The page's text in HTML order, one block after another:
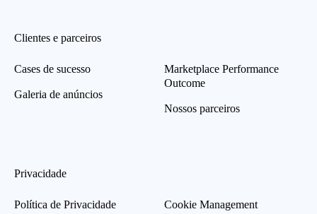
Clientes e parceiros
Cases de sucesso
Galeria de anúncios
Marketplace Performance
Outcome
Nossos parceiros
Privacidade
Política de Privacidade Cookie Management